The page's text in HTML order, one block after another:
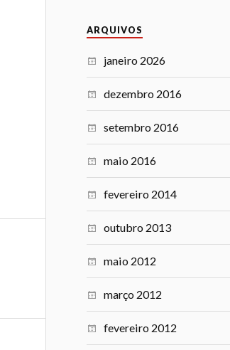
ARQUIVOS
janeiro 2026
dezembro 2016
setembro 2016
maio 2016
fevereiro 2014
outubro 2013
maio 2012
março 2012
fevereiro 2012